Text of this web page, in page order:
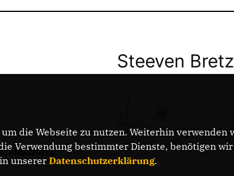
Steeven
die Webseite zu nutzen. Weiterhin
Verwendung bestimmter Dienste, benötigen
unserer Datenschutzerklärung.